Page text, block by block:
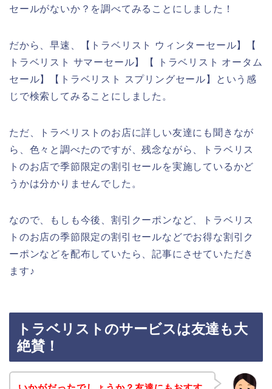
セールがないか？を調べてみることにしました！
だから、早速、【トラベリスト ウィンターセール】【
トラベリスト サマーセール】【 トラベリスト オータム
セール】【トラベリスト スプリングセール】という感
じで検索してみることにしました。
ただ、トラベリストのお店に詳しい友達にも聞きなが
ら、色々と調べたのですが、残念ながら、トラベリス
トのお店で季節限定の割引セールを実施しているかど
うかは分かりませんでした。
なので、もしも今後、割引クーポンなど、トラベリス
トのお店の季節限定の割引セールなどでお得な割引ク
ーポンなどを配布していたら、記事にさせていただき
ます♪
トラベリストのサービスは友達も大
絶賛！